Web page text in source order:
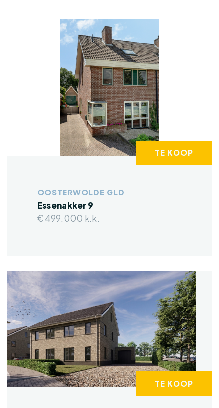
TE KOOP
OOSTERWOLDE GLD
Essenakker 9
€ 499.000 k.k.
TE KOOP